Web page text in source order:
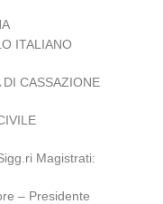
ITALIANO
DI CASSAZIONE
Magistrati:
– Presidente